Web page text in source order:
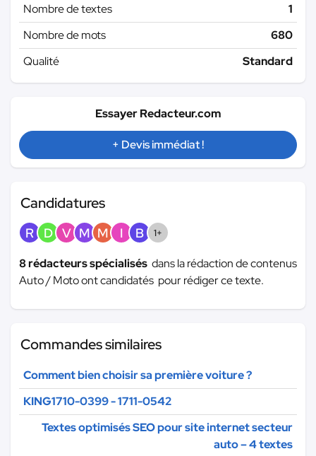
Nombre de textes
1
Nombre de mots
680
Qualité
Standard
Essayer Redacteur.com
+ Devis immédiat !
Candidatures
R D V M M I B 1+
8 rédacteurs spécialisés dans la rédaction de contenus
Auto / Moto ont candidatés pour rédiger ce texte.
Commandes similaires
Comment bien choisir sa première voiture ?
KING1710-0399 - 1711-0542
Textes optimisés SEO pour site internet secteur
auto – 4 textes